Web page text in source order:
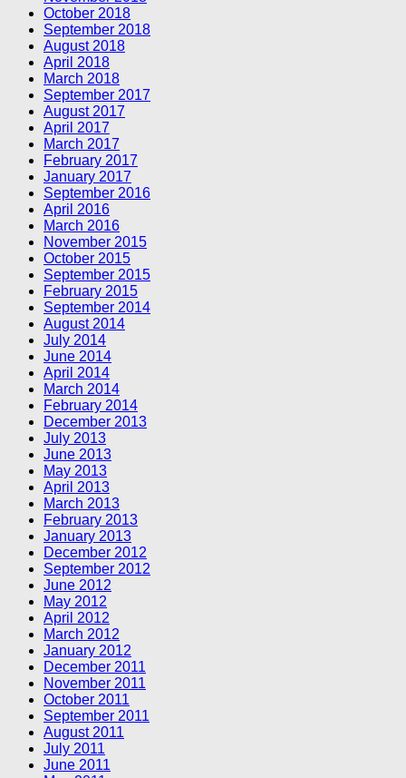
October 2018
September 2018
August 2018
April 2018
March 2018
September 2017
August 2017
April 2017
March 2017
February 2017
January 2017
September 2016
April 2016
March 2016
November 2015
October 2015
September 2015
February 2015
September 2014
August 2014
July 2014
June 2014
April 2014
March 2014
February 2014
December 2013
July 2013
June 2013
May 2013
April 2013
March 2013
February 2013
January 2013
December 2012
September 2012
June 2012
May 2012
April 2012
March 2012
January 2012
December 2011
November 2011
October 2011
September 2011
August 2011
July 2011
June 2011